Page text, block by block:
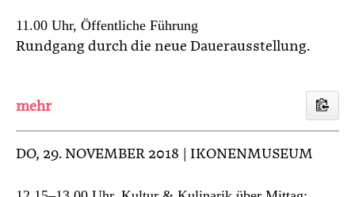
11.00 Uhr, Öffentliche Führung
Rundgang durch die neue Dauerausstellung.
DO, 29. NOVEMBER 2018 | IKONENMUSEUM